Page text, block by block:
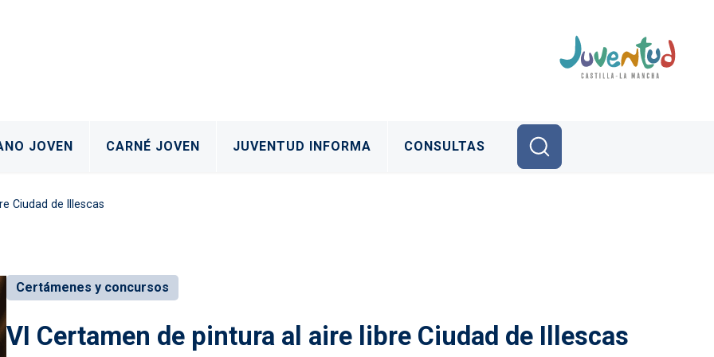
JOVEN CARNÉ JOVEN JUVENTUD INFORMA CONSULTAS
Ciudad de Illescas
Certámenes y concursos
VI Certamen de pintura al aire libre Ciudad de Illescas